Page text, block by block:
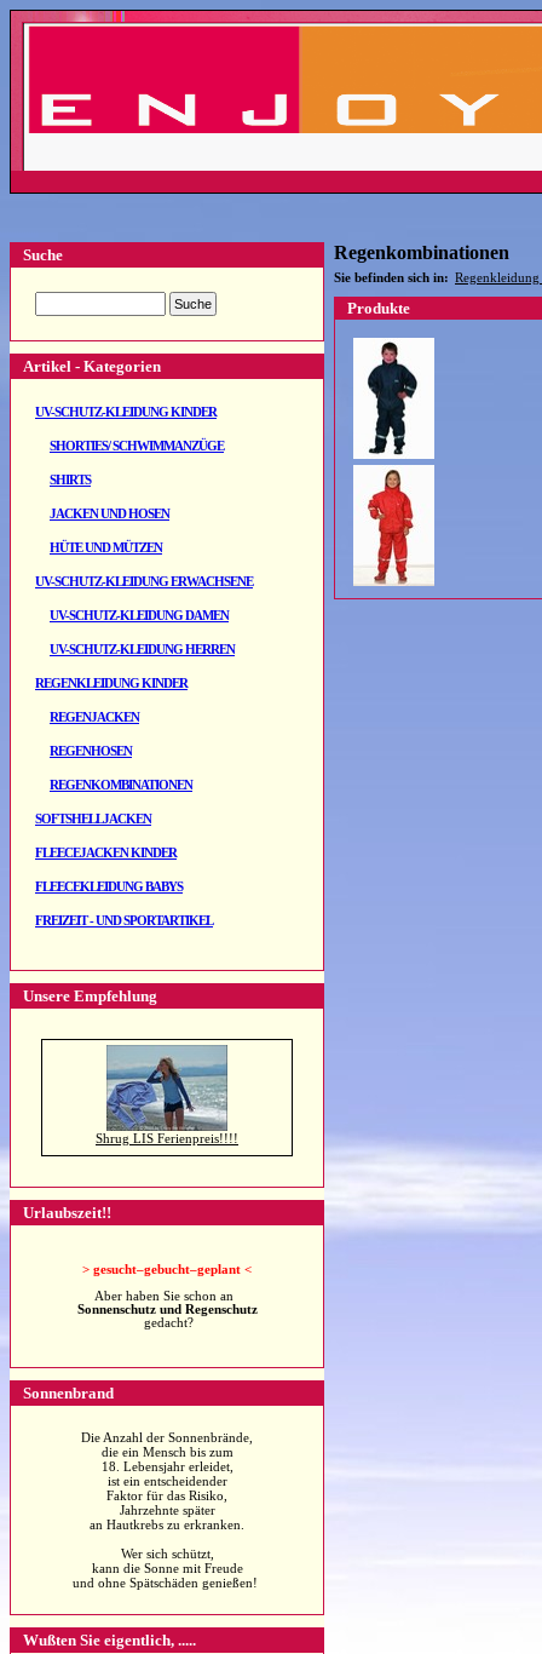
Suche
Artikel - Kategorien
UV-SCHUTZ-KLEIDUNG KINDER
SHORTIES/ SCHWIMMANZÜGE
SHIRTS
JACKEN UND HOSEN
HÜTE UND MÜTZEN
UV-SCHUTZ-KLEIDUNG ERWACHSENE
UV-SCHUTZ-KLEIDUNG DAMEN
UV-SCHUTZ-KLEIDUNG HERREN
REGENKLEIDUNG KINDER
REGENJACKEN
REGENHOSEN
REGENKOMBINATIONEN
SOFTSHELLJACKEN
FLEECEJACKEN KINDER
FLEECEKLEIDUNG BABYS
FREIZEIT - UND SPORTARTIKEL
Unsere Empfehlung
Shrug LIS Ferienpreis!!!!
Urlaubszeit!!
> gesucht–gebucht–geplant <
Aber haben Sie schon an
Sonnenschutz und Regenschutz
gedacht?
Sonnenbrand
Die Anzahl der Sonnenbrände,
die ein Mensch bis zum
18. Lebensjahr erleidet,
ist ein entscheidender
Faktor für das Risiko,
Jahrzehnte später
an Hautkrebs zu erkranken.
Wer sich schützt,
kann die Sonne mit Freude
und ohne Spätschäden genießen!
Wußten Sie eigentlich, .....
Regenkombinationen
Sie befinden sich in:
Produkte